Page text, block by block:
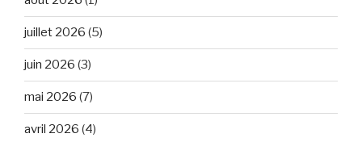
juillet 2026 (5)
juin 2026 (3)
mai 2026 (7)
avril 2026 (4)